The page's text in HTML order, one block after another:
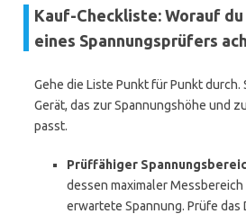
Kauf-Checkliste: Worauf
eines Spannungsprüfers
Gehe die Liste Punkt für Punkt durch.
Gerät, das zur Spannungshöhe und
passt.
Prüffähiger
dessen maximaler
erwartete Spannung. Prüfe das